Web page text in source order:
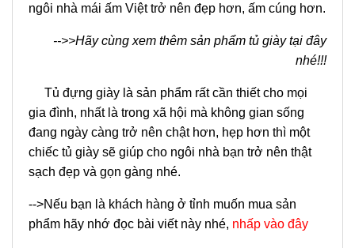
ngôi nhà mái ấm Việt trở nên đẹp hơn, ấm cúng hơn.
-->>Hãy cùng xem thêm sản phẩm tủ giày tại đây
nhé!!!
Tủ đựng giày là sản phẩm rất cần thiết cho mọi
gia đình, nhất là trong xã hội mà không gian sống
đang ngày càng trở nên chật hơn, hẹp hơn thì một
chiếc tủ giày sẽ giúp cho ngôi nhà bạn trở nên thật
sạch đẹp và gọn gàng nhé.
-->Nếu bạn là khách hàng ở tỉnh muốn mua sản
phẩm hãy nhớ đọc bài viết này nhé, nhấp vào đây